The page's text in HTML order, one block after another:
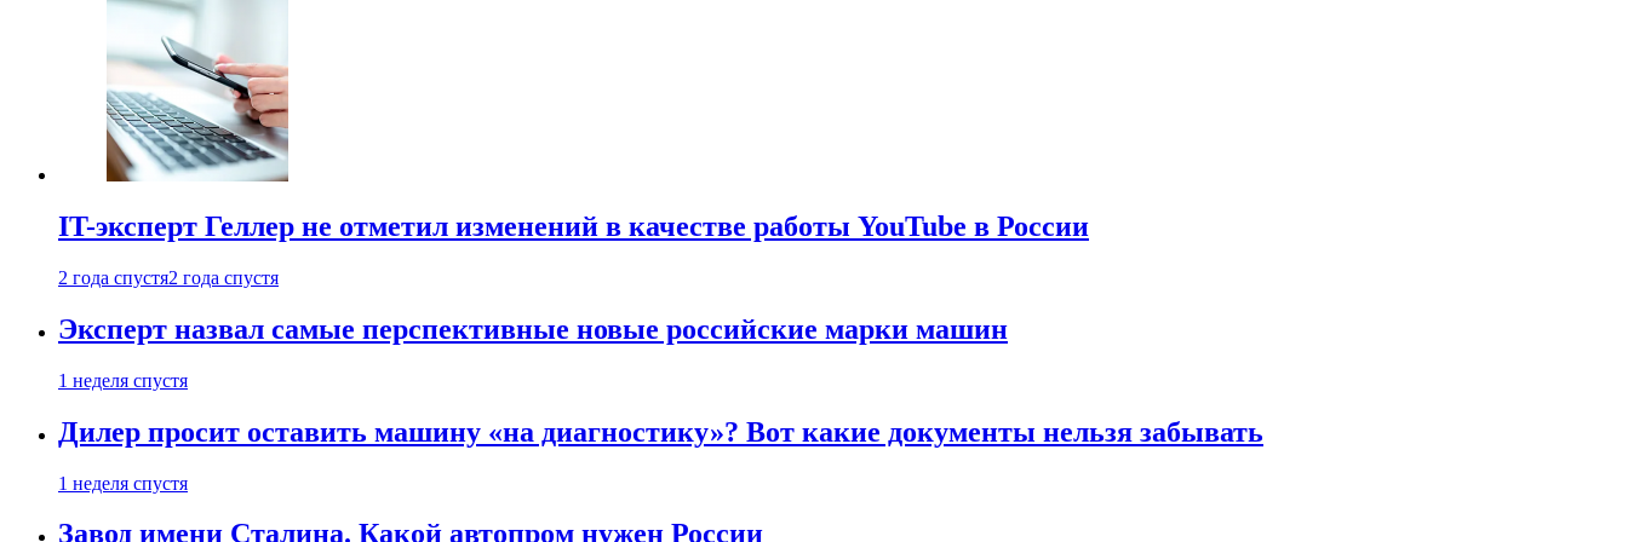
IT-эксперт Геллер не отметил изменений в качестве работы YouTube в России
2 года спустя2 года спустя
Эксперт назвал самые перспективные новые российские марки машин
1 неделя спустя
Дилер просит оставить машину «на диагностику»? Вот какие документы нельзя забывать
1 неделя спустя
Завод имени Сталина. Какой автопром нужен России